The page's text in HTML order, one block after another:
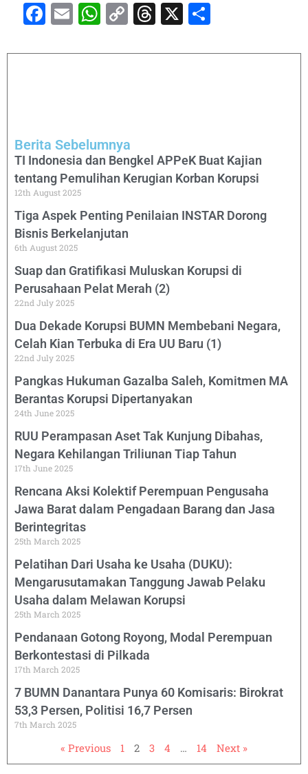
Facebook
EmailWhatsApp
CopyThreads
X
Berita Sebelumnya
TI Indonesia dan Bengkel APPeK Buat Kajian
tentang Pemulihan Kerugian Korban Korupsi
12th August 2025
Tiga Aspek Penting Penilaian INSTAR Dorong
Bisnis Berkelanjutan
6th August 2025
Suap dan Gratifikasi Muluskan Korupsi di
Perusahaan Pelat Merah (2)
22nd July 2025
Dua Dekade Korupsi BUMN Membebani Negara,
Celah Kian Terbuka di Era UU Baru (1)
22nd July 2025
Pangkas Hukuman Gazalba Saleh, Komitmen MA
Berantas Korupsi Dipertanyakan
24th June 2025
RUU Perampasan Aset Tak Kunjung Dibahas,
Negara Kehilangan Triliunan Tiap Tahun
17th June 2025
Rencana Aksi Kolektif Perempuan Pengusaha
Jawa Barat dalam Pengadaan Barang dan Jasa
Berintegritas
25th March 2025
Pelatihan Dari Usaha ke Usaha (DUKU):
Mengarusutamakan Tanggung Jawab Pelaku
Usaha dalam Melawan Korupsi
25th March 2025
Pendanaan Gotong Royong, Modal Perempuan
Berkontestasi di Pilkada
17th March 2025
7 BUMN Danantara Punya 60 Komisaris: Birokrat
53,3 Persen, Politisi 16,7 Persen
7th March 2025
« Previous 1 2 3 4 … 14 Next »